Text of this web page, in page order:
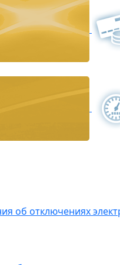
об отключениях